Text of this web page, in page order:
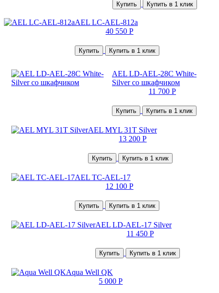
Купить Купить в 1 клик
AEL LC-AEL-812a
40 550 Р
Купить Купить в 1 клик
AEL LD-AEL-28C White-
Silver со шкафчиком
11 700 Р
Купить Купить в 1 клик
AEL MYL 31Т Silver
13 200 Р
Купить Купить в 1 клик
AEL TC-AEL-17
12 100 Р
Купить Купить в 1 клик
AEL LD-AEL-17 Silver
11 450 Р
Купить Купить в 1 клик
Aqua Well QK
5 000 Р